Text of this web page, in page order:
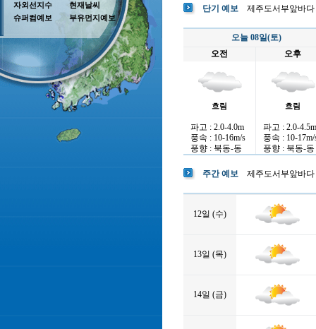
자외선지수
슈퍼컴예보
현재날씨
부유먼지예보
단기 예보 제주도서부앞바다
오늘 08일(토)
오전
오후
흐림 흐림
파고 : 2.0-4.0m
풍속 : 10-16m/s
풍향 : 북동-동
파고 : 2.0-4.5m
풍속 : 10-17m/
풍향 : 북동-동
주간 예보 제주도서부앞바다
12일 (수)
13일 (목)
14일 (금)